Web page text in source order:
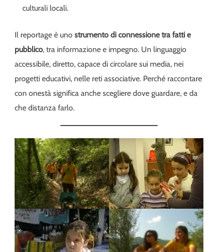
culturali locali.
Il reportage è uno strumento di connessione tra fatti e
pubblico, tra informazione e impegno. Un linguaggio
accessibile, diretto, capace di circolare sui media, nei
progetti educativi, nelle reti associative. Perché raccontare
con onestà significa anche scegliere dove guardare, e da
che distanza farlo.